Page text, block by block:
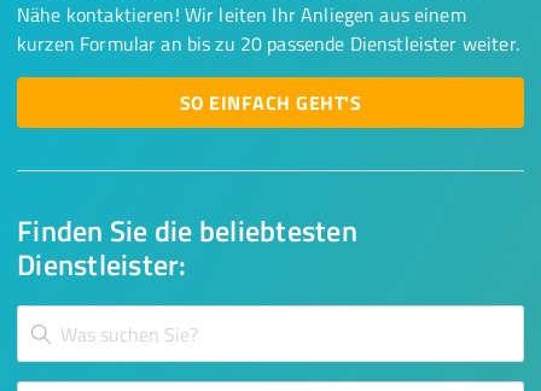
Finden Sie die beliebtesten
Dienstleister:
Nähe kontaktieren! Wir leiten Ihr Anliegen aus einem
kurzen Formular an bis zu 20 passende Dienstleister weiter.
SO EINFACH GEHT'S